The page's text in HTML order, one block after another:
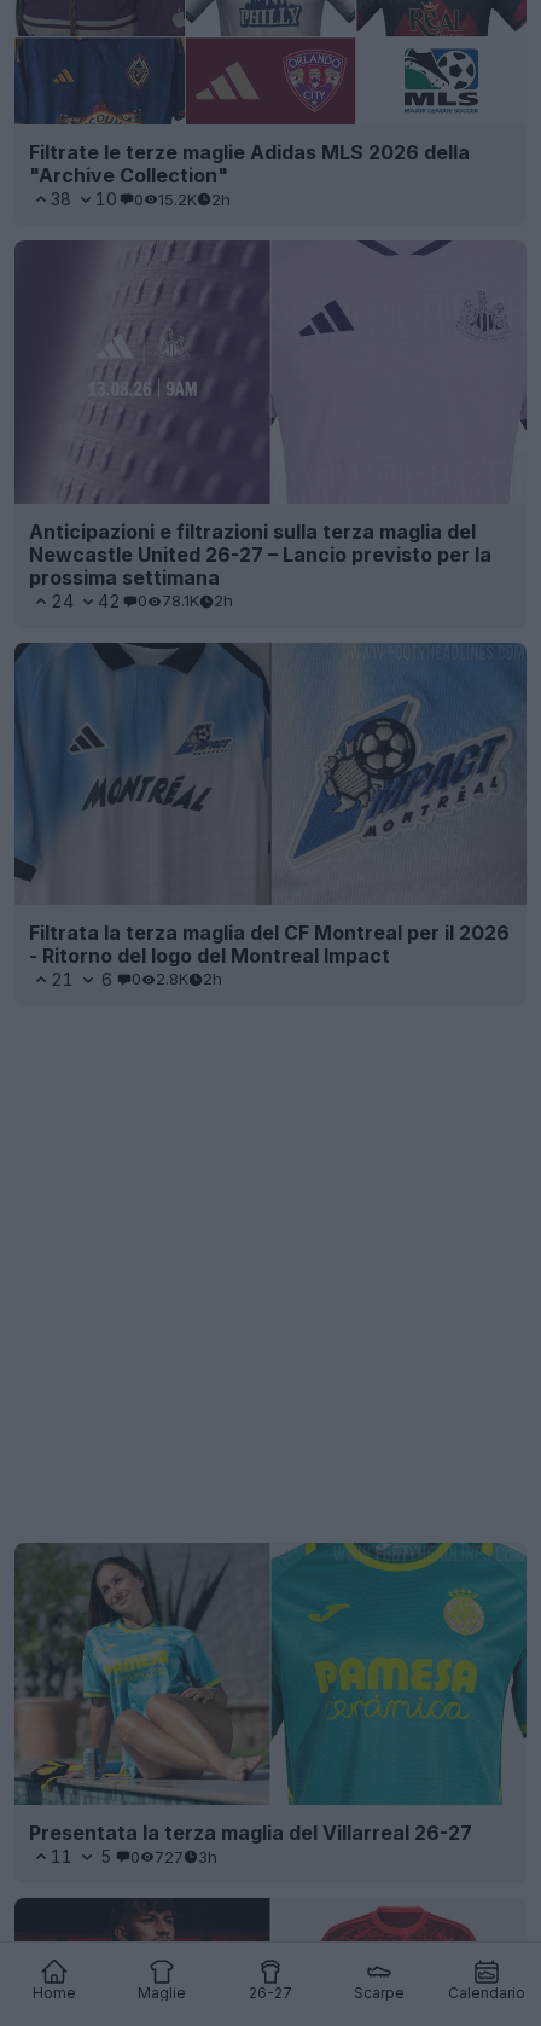
Home Maglie 26-27 Scarpe Calendario
Filtrate le terze maglie Adidas MLS 2026 della
"Archive Collection"
38 10 0 15.2K 2h
Anticipazioni e filtrazioni sulla terza maglia del
Newcastle United 26-27 – Lancio previsto per la
prossima settimana
24 42 0 78.1K 2h
Filtrata la terza maglia del CF Montreal per il 2026
- Ritorno del logo del Montreal Impact
21 6 0 2.8K 2h
Presentata la terza maglia del Villarreal 26-27
11 5 0 727 3h